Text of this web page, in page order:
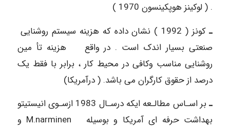
. ( لوکینز هوپکینسون 1970 )
ـ
کونز ( 1992 ) نشان داده که هزینه سیستم روشنایی
صنعتی بسیار اندک است . در واقع هزینه تأ مین
روشنایی مناسب وکافی در محیط کار ، برابر با فقط یک
درصد از حقوق کارگران می باشد. ( درآمریکا)
ـ
بر اسـاس مطالـعه ایکه درسـال 1983 ازسـوی انیستیتو
بهداشت حرفه ای آمریکا و بوسیله M.narminen و